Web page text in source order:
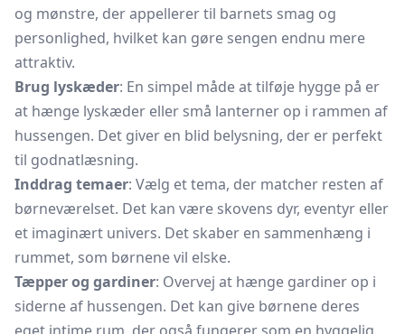
og mønstre, der appellerer til barnets smag og
personlighed, hvilket kan gøre sengen endnu mere
attraktiv.
Brug lyskæder: En simpel måde at tilføje hygge på er
at hænge lyskæder eller små lanterner op i rammen af
hussengen. Det giver en blid belysning, der er perfekt
til godnatlæsning.
Inddrag temaer: Vælg et tema, der matcher resten af
børneværelset. Det kan være skovens dyr, eventyr eller
et imaginært univers. Det skaber en sammenhæng i
rummet, som børnene vil elske.
Tæpper og gardiner: Overvej at hænge gardiner op i
siderne af hussengen. Det kan give børnene deres